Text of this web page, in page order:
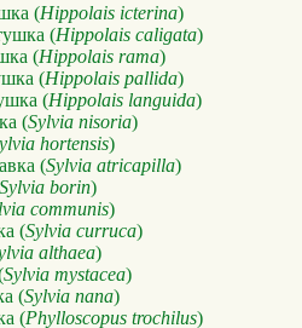
(Hippolais icterina)
(Hippolais caligata)
(Hippolais rama)
(Hippolais pallida)
(Hippolais languida)
(Sylvia nisoria)
hortensis)
(Sylvia atricapilla)
Sylvia borin)
communis)
(Sylvia curruca)
althaea)
Sylvia mystacea)
(Sylvia nana)
(Phylloscopus trochilus)